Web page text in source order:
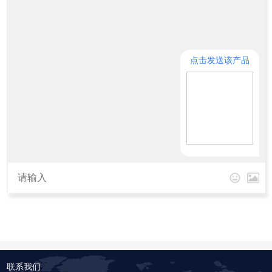
点击发送该产品
联系我们